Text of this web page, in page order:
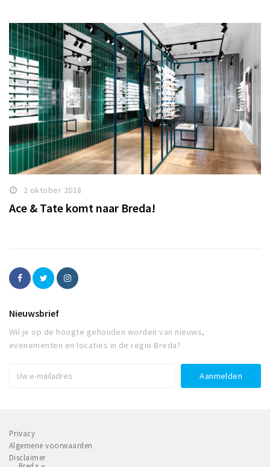
2 oktober 2018
Ace & Tate komt naar Breda!
Nieuwsbrief
Wil je op de hoogte gehouden worden van nieuws,
evenementen en locaties in de regio Breda?
Privacy
Algemene voorwaarden
Disclaimer